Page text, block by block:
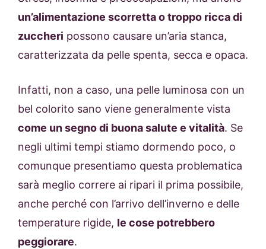
un’alimentazione scorretta o troppo ricca di
zuccheri possono causare un’aria stanca,
caratterizzata da pelle spenta, secca e opaca.
Infatti, non a caso, una pelle luminosa con un
bel colorito sano viene generalmente vista
come un segno di buona salute e vitalità. Se
negli ultimi tempi stiamo dormendo poco, o
comunque presentiamo questa problematica
sarà meglio correre ai ripari il prima possibile,
anche perché con l’arrivo dell’inverno e delle
temperature rigide, le cose potrebbero
peggiorare.